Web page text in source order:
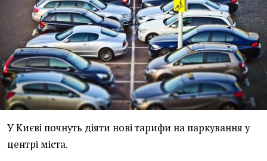
У Києві почнуть діяти нові тарифи на паркування у
центрі міста.